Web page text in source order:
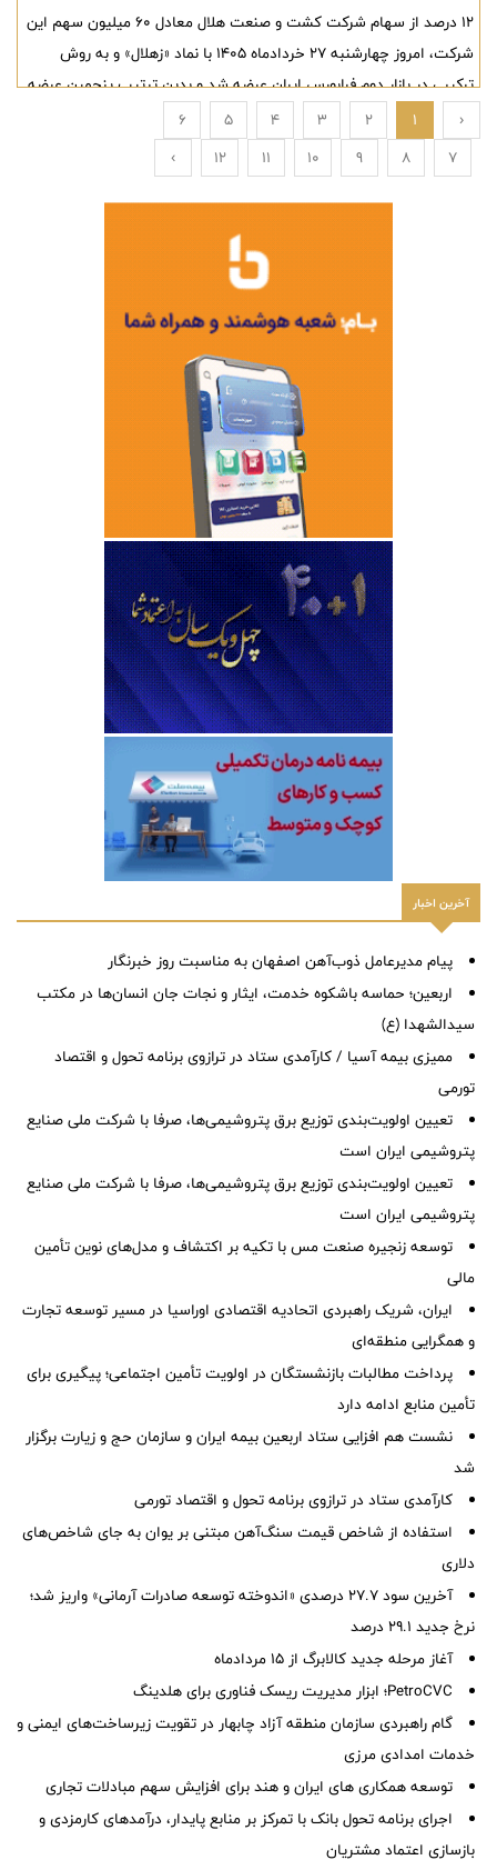
12 درصد از سهام شرکت کشت و صنعت هلال معادل ۶۰ میلیون سهم این
شرکت، امروز چهارشنبه ۲۷ خردادماه ۱۴۰۵ با نماد «زهلال» و به روش
ترکیبی در بازار دوم فرابورس ایران عرضه شد و بدین‌ ترتیب پنجمین عرضه
اولیه فرابورس ایران در سال جاری با موفقیت انجام شد.‹
1
2
3
4
5
6
7
8
9
10
11
12
›
آخرین اخبار
پیام مدیرعامل ذوب‌آهن اصفهان به مناسبت روز خبرنگار
اربعین؛ حماسه باشکوه خدمت، ایثار و نجات جان انسان‌ها در مکتب
سیدالشهدا (ع)
ممیزی بیمه آسیا / کارآمدی ستاد در ترازوی برنامه تحول و اقتصاد
تورمی
تعیین اولویت‌بندی توزیع برق پتروشیمی‌ها، صرفا با شرکت ملی صنایع
پتروشیمی ایران است
تعیین اولویت‌بندی توزیع برق پتروشیمی‌ها، صرفا با شرکت ملی صنایع
پتروشیمی ایران است
توسعه زنجیره صنعت مس با تکیه بر اکتشاف و مدل‌های نوین تأمین
مالی
ایران، شریک راهبردی اتحادیه اقتصادی اوراسیا در مسیر توسعه تجارت
و همگرایی منطقه‌ای
پرداخت مطالبات بازنشستگان در اولویت تأمین اجتماعی؛ پیگیری برای
تأمین منابع ادامه دارد
نشست هم افزایی ستاد اربعین بیمه ایران و سازمان حج و زیارت برگزار
شد
کارآمدی ستاد در ترازوی برنامه تحول و اقتصاد تورمی
استفاده از شاخص قیمت سنگ‌آهن مبتنی بر یوان به جای شاخص‌های
دلاری
آخرین سود ۲۷.۷ درصدی «اندوخته توسعه صادرات آرمانی» واریز شد؛
نرخ جدید ۲۹.۱ درصد
آغاز مرحله جدید کالابرگ از ۱۵ مردادماه
PetroCVC؛ ابزار مدیریت ریسک فناوری برای هلدینگ
گام راهبردی سازمان منطقه آزاد چابهار در تقویت زیرساخت‌های ایمنی و
خدمات امدادی مرزی
توسعه همکاری های ایران و هند برای افزایش سهم مبادلات تجاری
اجرای برنامه تحول بانک با تمرکز بر منابع پایدار، درآمدهای کارمزدی و
بازسازی اعتماد مشتریان